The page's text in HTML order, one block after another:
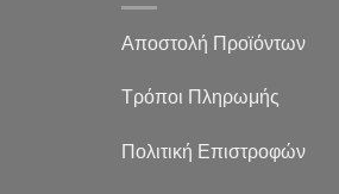
Αποστολή Προϊόντων
Τρόποι Πληρωμής
Πολιτική Επιστροφών